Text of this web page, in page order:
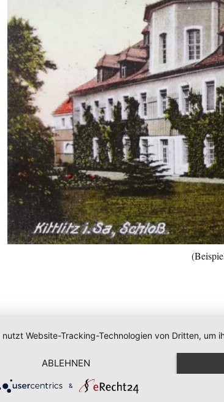
nutzt Website-Tracking-Technologien von Dritten,
ABLEHNEN
&